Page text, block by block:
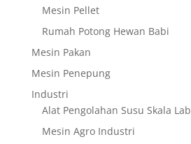
Mesin Pellet
Rumah Potong Hewan Babi
Mesin Pakan
Mesin Penepung
Industri
Alat Pengolahan Susu Skala Lab
Mesin Agro Industri